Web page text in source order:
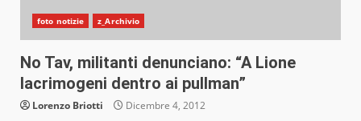
foto notizie z_Archivio
No Tav, militanti denunciano: “A Lione
lacrimogeni dentro ai pullman”
Lorenzo Briotti Dicembre 4, 2012